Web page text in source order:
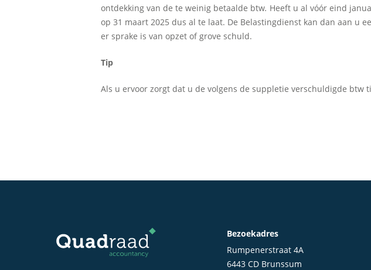
ontdekking van de te weinig betaalde btw. Heeft u al vóór eind
op 31 maart 2025 dus al te laat. De Belastingdienst kan dan aan u
er sprake is van opzet of grove schuld.
Tip
Als u ervoor zorgt dat u de volgens de suppletie verschuldigde
Bezoekadres
Rumpenerstraat 4A
6443 CD Brunssum